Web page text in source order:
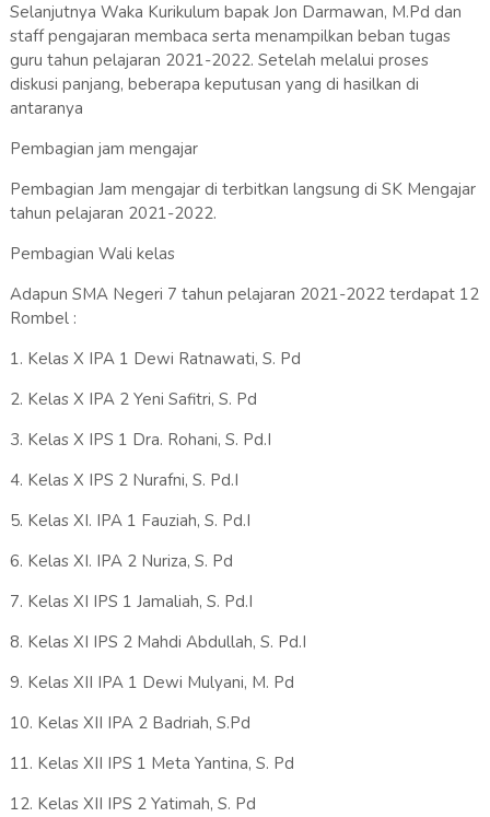
Selanjutnya Waka Kurikulum bapak Jon Darmawan, M.Pd dan
staff pengajaran membaca serta menampilkan beban tugas
guru tahun pelajaran 2021-2022. Setelah melalui proses
diskusi panjang, beberapa keputusan yang di hasilkan di
antaranya
Pembagian jam mengajar
Pembagian Jam mengajar di terbitkan langsung di SK Mengajar
tahun pelajaran 2021-2022.
Pembagian Wali kelas
Adapun SMA Negeri 7 tahun pelajaran 2021-2022 terdapat 12
Rombel :
1. Kelas X IPA 1 Dewi Ratnawati, S. Pd
2. Kelas X IPA 2 Yeni Safitri, S. Pd
3. Kelas X IPS 1 Dra. Rohani, S. Pd.I
4. Kelas X IPS 2 Nurafni, S. Pd.I
5. Kelas XI. IPA 1 Fauziah, S. Pd.I
6. Kelas XI. IPA 2 Nuriza, S. Pd
7. Kelas XI IPS 1 Jamaliah, S. Pd.I
8. Kelas XI IPS 2 Mahdi Abdullah, S. Pd.I
9. Kelas XII IPA 1 Dewi Mulyani, M. Pd
10. Kelas XII IPA 2 Badriah, S.Pd
11. Kelas XII IPS 1 Meta Yantina, S. Pd
12. Kelas XII IPS 2 Yatimah, S. Pd